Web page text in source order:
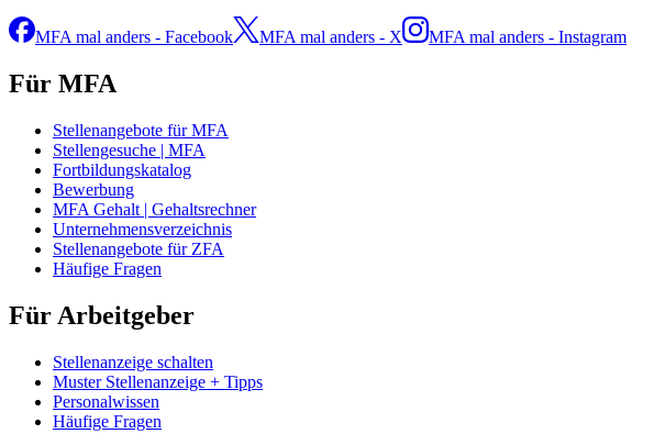
MFA mal anders - Facebook MFA mal anders - X MFA mal anders - Instagram
Für MFA
Stellenangebote für MFA
Stellengesuche | MFA
Fortbildungskatalog
Bewerbung
MFA Gehalt | Gehaltsrechner
Unternehmensverzeichnis
Stellenangebote für ZFA
Häufige Fragen
Für Arbeitgeber
Stellenanzeige schalten
Muster Stellenanzeige + Tipps
Personalwissen
Häufige Fragen